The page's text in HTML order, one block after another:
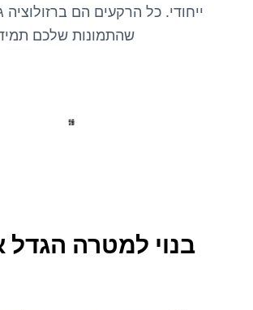
ייחודי. כל הרקעים הם
שהתמונות שלכם תמיד
בנוי למטרה הגדל